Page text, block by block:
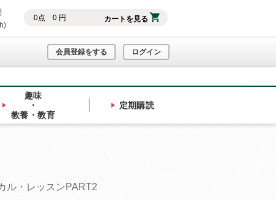
0点 0円 カートを見る
会員登録をする ログイン
趣味
・
教養・教育
定期購読
ル・レッスンPART2